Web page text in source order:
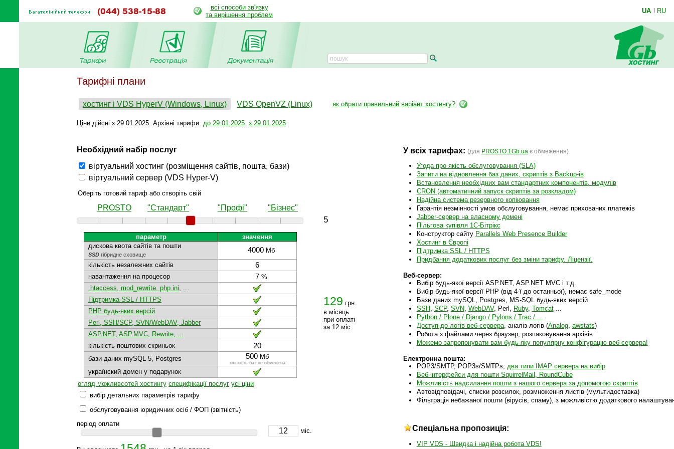
всі способи зв'язку
та вирішення проблем
UA | RU
Тарифні плани
хостинг і VDS HyperV (Windows, Linux) VDS OpenVZ (Linux) як обрати правильний варіант хостингу?
Ціни дійсні з 29.01.2025. Архівні тарифи: до 29.01.2025 з 29.01.2025
Необхідний набір послуг
віртуальний хостинг (розміщення сайтів, пошта, бази)
віртуальний сервер (VDS Hyper-V)
Оберіть готовий тариф або створіть свій
PROSTO "Стандарт" "Профі" "Бізнес"
5
параметр
значення
дискова квота сайтів та пошти
SSD гібридне сховище
4000 Мб
кількість незалежних сайтів
6
навантаження на процесор 7 %
.htaccess, mod_rewrite, php.ini
Підтримка SSL / HTTPS
PHP будь-яких версій
Perl, SSH/SCP, SVN/WebDAV, Jabber
ASP.NET, ASP.MVC, Rewrite, ...
кількість поштових скриньок
20
бази даних mySQL 5, Postgres 500 Мб
кількість баз не обмежена
українский домен у подарунок
огляд можливсотей хостингу специфікації послуг усі ціни
129 грн.
в місяць
при оплаті
за 12 міс.
вибір детальних параметрів тарифу
обслуговування юридичних осіб / ФОП (звітність)
період оплати
міс.
У всіх тарифах: (для PROSTO.1Gb.ua є обмеження)
Угода про якість обслуговування (SLA)
Запити на відновлення баз даних, скриптів з Backup-ів
Встановлення необхідних вам стандартних компонентів, модулів
CRON (автоматичний запуск скриптів за розкладом)
Надійна система резервного копіювання
Гарантія незмінності умов обслуговування, немає прихованих платежів
Jabber-сервер на власному домені
Пільгова купівля 1С-Бітрікс
Конструктор сайту Parallels Web Presence Builder
Хостинг в Європі
Підтримка SSL / HTTPS
Придбання додаткових послуг без зміни тарифу. Ліцензії.
Веб-сервер:
Вибір будь-якої версії ASP.NET, ASP.NET MVC і т.д.
Вибір будь-якої версії PHP (від 4-ї до останньої), немає safe_mode
Бази даних mySQL, Postgres, MS-SQL будь-яких версій
SSH SCP, SVN WebDAV, Perl, Ruby, Tomcat...
Python / Plone / Django / Pylons / Trac / ...
Доступ до логів веб-сервера, аналіз логів (Analog, awstats)
Робота з файлами через браузер, розпаковування архівів
Можемо запропонувати вам будь-яку популярну конфігурацію веб-сервера!
Електронна пошта:
POP3/SMTP, POP3s/SMTPs, два типи IMAP сервера на вибір
Веб-інтерфейси для пошти SquirrelMail, RoundCube
Можливість надсилання пошти з нашого сервера за допомогою скриптів
Автовідповідачі, списки розсилок, розмноження листів (мультидоставка)
Фільтрація небажаної пошти (вірусів, спаму), з можливістю додаткового
Спеціальна пропозиція:
VIP VDS - Швидка і надійна робота VDS!